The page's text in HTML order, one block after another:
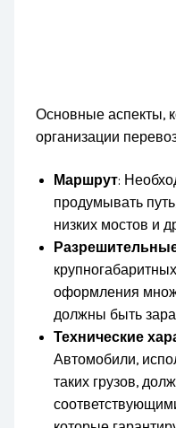
Основные аспекты,
организации
Маршрут:
продумывать
низких мостов и
оформления
должны быть
Технические
Автомобили,
таких грузов,